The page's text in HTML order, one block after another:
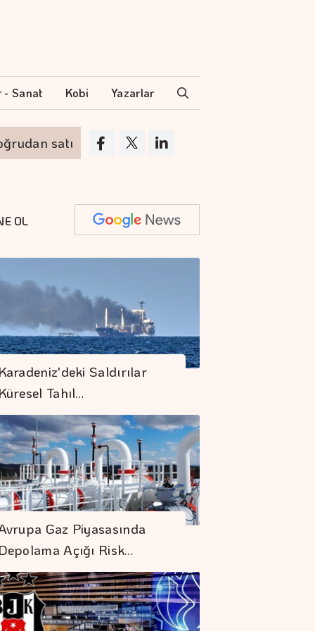
- Sanat Kobi Yazarlar
satış gerçekleştirecek
OL
Karadeniz'deki Saldırılar
Küresel Tahıl…
Gaz Piyasasında
Depolama Açığı Risk…